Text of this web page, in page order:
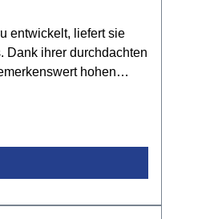
entwickelt, liefert sie
Dank ihrer durchdachten
hohen
betont. Eine
Flamed-Maple-
Klangübertragung sorgt
Ibanez
Volumen, kräftigere